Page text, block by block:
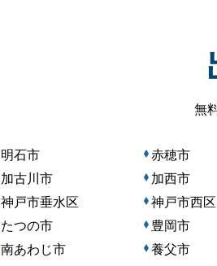
無
明石市 赤穂市
加古川市 加西市
神戸市垂水区 神戸市西区
たつの市 豊岡市
南あわじ市 養父市